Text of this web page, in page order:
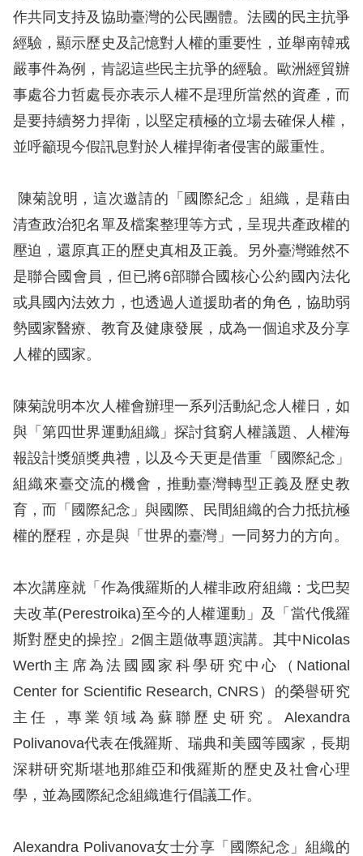
約
陳
情
申
訴
資
料
庫
無
礙
快
鍵
請
選
擇
語
兒少版
回
首
頁
網
站
導
作共同支持及協助臺灣的公民團體。法國的民主抗爭
經驗，顯示歷史及記憶對人權的重要性，並舉南韓戒
嚴事件為例，肯認這些民主抗爭的經驗。歐洲經貿辦
事處谷力哲處長亦表示人權不是理所當然的資產，而
是要持續努力捍衛，以堅定積極的立場去確保人權，
並呼籲現今假訊息對於人權捍衛者侵害的嚴重性。
陳菊說明，這次邀請的「國際紀念」組織，是藉由
清查政治犯名單及檔案整理等方式，呈現共產政權的
壓迫，還原真正的歷史真相及正義。另外臺灣雖然不
是聯合國會員，但已將6部聯合國核心公約國內法化
或具國內法效力，也透過人道援助者的角色，協助弱
勢國家醫療、教育及健康發展，成為一個追求及分享
人權的國家。
陳菊說明本次人權會辦理一系列活動紀念人權日，如
與「第四世界運動組織」探討貧窮人權議題、人權海
報設計獎頒獎典禮，以及今天更是借重「國際紀念」
組織來臺交流的機會，推動臺灣轉型正義及歷史教
育，而「國際紀念」與國際、民間組織的合力抵抗極
權的歷程，亦是與「世界的臺灣」一同努力的方向。
本次講座就「作為俄羅斯的人權非政府組織：戈巴契
夫改革(Perestroika)至今的人權運動」及「當代俄羅
斯對歷史的操控」2個主題做專題演講。其中Nicolas
Werth主席為法國國家科學研究中心（National
Center for Scientific Research, CNRS）的榮譽研究
主任，專業領域為蘇聯歷史研究。Alexandra
Polivanova代表在俄羅斯、瑞典和美國等國家，長期
深耕研究斯堪地那維亞和俄羅斯的歷史及社會心理
學，並為國際紀念組織進行倡議工作。
Alexandra Polivanova女士分享「國際紀念」組織的